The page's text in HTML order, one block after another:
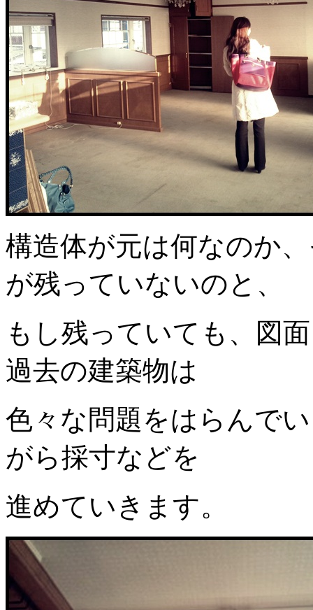
構造体が元は何なのか
が残っていないのと、
もし残っていても、図
過去の建築物は
色々な問題をはらんで
がら採寸などを
進めていきます。